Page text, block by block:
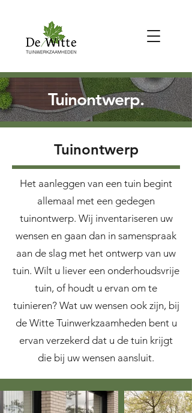
Tuinontwerp.
Tuinontwerp
Het aanleggen van een tuin begint
allemaal met een gedegen
tuinontwerp. Wij inventariseren uw
wensen en gaan dan in samenspraak
aan de slag met het ontwerp van uw
tuin. Wilt u liever een onderhoudsvrije
tuin, of houdt u ervan om te
tuinieren? Wat uw wensen ook zijn, bij
de Witte Tuinwerkzaamheden bent u
ervan verzekerd dat u de tuin krijgt
die bij uw wensen aansluit.